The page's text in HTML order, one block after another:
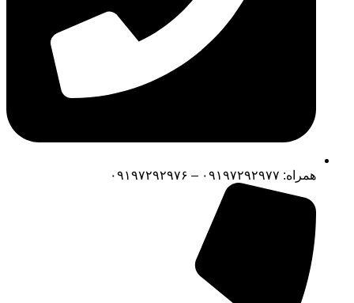
همراه: ۰۹۱۹۷۲۹۲۹۷۷ – ۰۹۱۹۷۲۹۲۹۷۶